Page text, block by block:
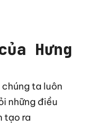
Hưng
ta luôn
những điều
tạo ra